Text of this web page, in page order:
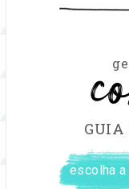
GUIA
FILTRAR
escolha
a